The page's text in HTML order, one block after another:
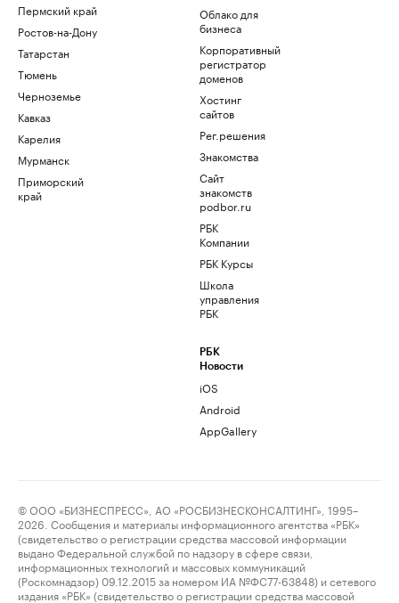
Пермский край
Ростов-на-Дону
Татарстан
Тюмень
Черноземье
Кавказ
Карелия
Мурманск
Приморский
край
Облако для
бизнеса
Корпоративный
регистратор
доменов
Хостинг
сайтов
Рег.решения
Знакомства
Сайт
знакомств
podbor.ru
РБК
Компании
РБК Курсы
Школа
управления
РБК
РБК
Новости
iOS
Android
AppGallery
© ООО «БИЗНЕСПРЕСС», АО «РОСБИЗНЕСКОНСАЛТИНГ», 1995–
2026. Сообщения и материалы информационного агентства «РБК»
(свидетельство о регистрации средства массовой информации
выдано Федеральной службой по надзору в сфере связи,
информационных технологий и массовых коммуникаций
(Роскомнадзор) 09.12.2015 за номером ИА №ФС77-63848) и сетевого
издания «РБК» (свидетельство о регистрации средства массовой